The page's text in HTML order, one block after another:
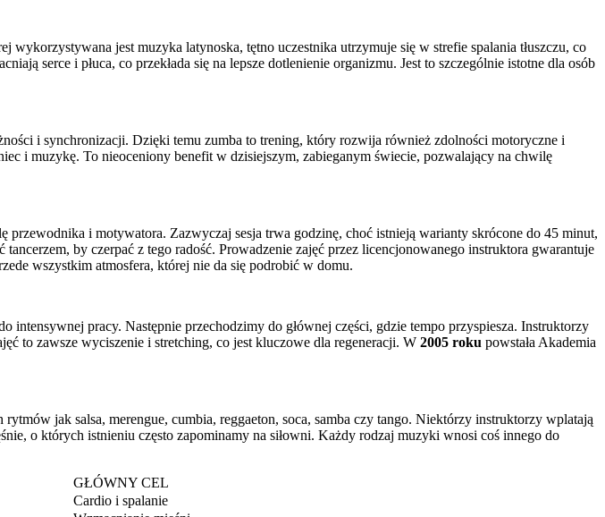
jest muzyka latynoska, tętno uczestnika utrzymuje się w strefie spalania tłuszczu, co
serce i płuca, co przekłada się na lepsze dotlenienie organizmu. Jest to szczególnie istotne dla osób
i synchronizacji. Dzięki temu zumba to trening, który rozwija również zdolności motoryczne i
i muzykę. To nieoceniony benefit w dzisiejszym, zabieganym świecie, pozwalający na chwilę
i motywatora. Zazwyczaj sesja trwa godzinę, choć istnieją warianty skrócone do 45 minut,
by czerpać z tego radość. Prowadzenie zajęć przez licencjonowanego instruktora gwarantuje
wszystkim atmosfera, której nie da się podrobić w domu.
pracy. Następnie przechodzimy do głównej części, gdzie tempo przyspiesza. Instruktorzy
to zawsze wyciszenie i stretching, co jest kluczowe dla regeneracji. W 2005 roku powstała Akademia
jak salsa, merengue, cumbia, reggaeton, soca, samba czy tango. Niektórzy instruktorzy wplatają
o których istnieniu często zapominamy na siłowni. Każdy rodzaj muzyki wnosi coś innego do
GŁÓWNY CEL
Cardio i spalanie